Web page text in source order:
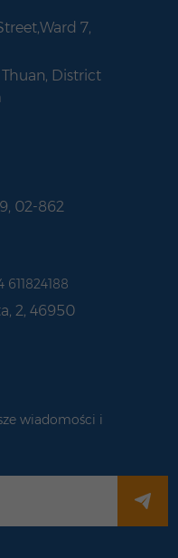
7,
District
02-862
2, 46950
wiadomości i